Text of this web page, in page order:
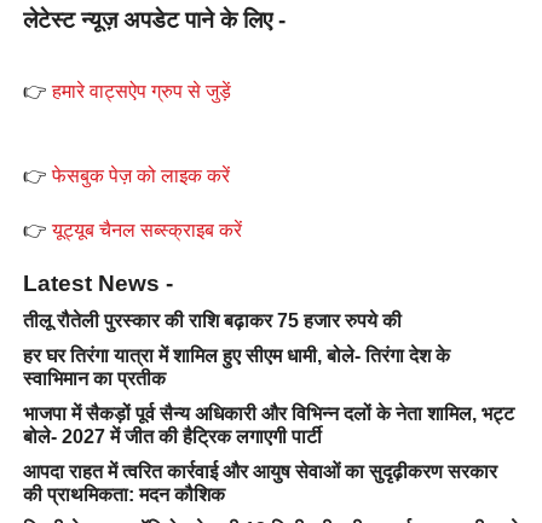
लेटेस्ट न्यूज़ अपडेट पाने के लिए -
👉हमारे वाट्सऐप ग्रुप से जुड़ें
👉फेसबुक पेज़ को लाइक करें
👉यूट्यूब चैनल सब्स्क्राइब करें
Latest News -
तीलू रौतेली पुरस्कार की राशि बढ़ाकर 75 हजार रुपये की
हर घर तिरंगा यात्रा में शामिल हुए सीएम धामी, बोले- तिरंगा देश के
स्वाभिमान का प्रतीक
भाजपा में सैकड़ों पूर्व सैन्य अधिकारी और विभिन्न दलों के नेता शामिल, भट्ट
बोले- 2027 में जीत की हैट्रिक लगाएगी पार्टी
आपदा राहत में त्वरित कार्रवाई और आयुष सेवाओं का सुदृढ़ीकरण सरकार
की प्राथमिकता: मदन कौशिक